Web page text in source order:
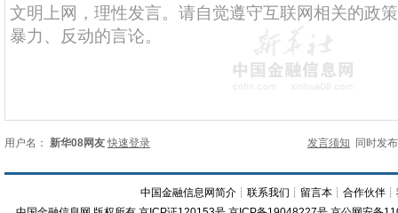
用户名： 新华08网友 快速登录 发言须知 同时发
中国金融信息网简介 ┊联系我们 ┊ 留言本 ┊合作伙伴 ┊